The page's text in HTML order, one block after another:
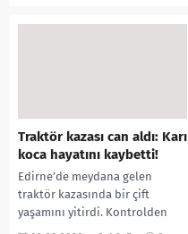
Traktör kazası can aldı: Karı
koca hayatını kaybetti!
Edirne’de meydana gelen
traktör kazasında bir çift
yaşamını yitirdi. Kontrolden
çıkarak devrilen traktörün